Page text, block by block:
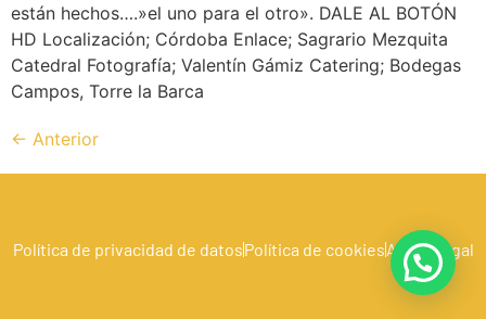
están hechos….»el uno para el otro». DALE AL BOTÓN
HD Localización; Córdoba Enlace; Sagrario Mezquita
Catedral Fotografía; Valentín Gámiz Catering; Bodegas
Campos, Torre la Barca
← Anterior
Política de privacidad de datosPolítica de cookiesAviso Legal